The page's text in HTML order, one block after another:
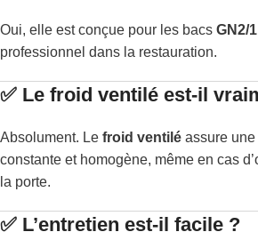
Oui, elle est conçue pour les bacs GN2/1
professionnel dans la restauration.
✅ Le froid ventilé est-il
Absolument. Le froid ventilé assure
constante et homogène, même en cas
la porte.
✅ L’entretien est-il facile ?